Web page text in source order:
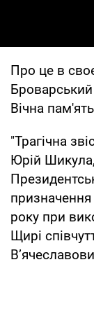
Про це в
Вічна
"Трагічна
Юрій
року при
Щирі